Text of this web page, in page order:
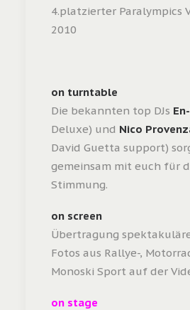
4.platzierter Paralympics
2010
on turntable
Die bekannten top DJs
Deluxe) und Nico
David Guetta support)
gemeinsam mit euch für
Stimmung.
on screen
Übertragung
Fotos aus Rallye-,
Monoski Sport auf der
on stage